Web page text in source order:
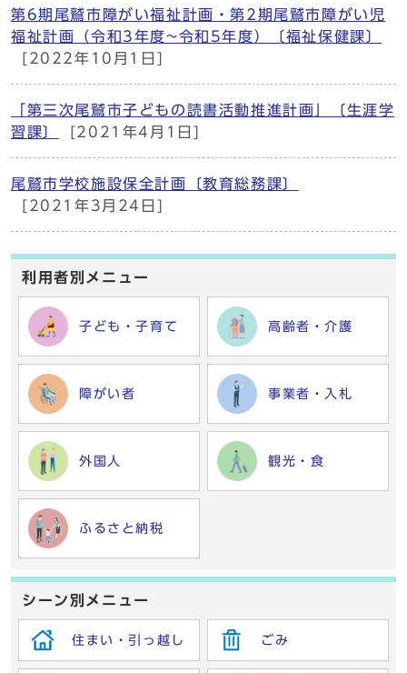
第6期尾鷲市障がい福祉計画・第2期尾鷲市障がい児
福祉計画（令和3年度~令和5年度）〔福祉保健課〕
[2022年10月1日]
「第三次尾鷲市子どもの読書活動推進計画」〔生涯学
習課〕
[2021年4月1日]
尾鷲市学校施設保全計画〔教育総務課〕
[2021年3月24日]
利用者別メニュー
子ども・子育て 高齢者・介護
障がい者 事業者・入札
外国人 観光・食
ふるさと納税
シーン別メニュー
住まい・引っ越し ごみ